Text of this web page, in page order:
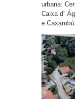
urbana:
Caixa d”
e Caxambú.